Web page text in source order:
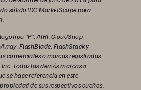
sólido IDC MarketScape para
"P", AIRI, CloudSnap,
FlashBlade, FlashStack y
comerciales o marcas registradas
Todas las demás marcas o
se hace referencia en este
de sus respectivos dueños.